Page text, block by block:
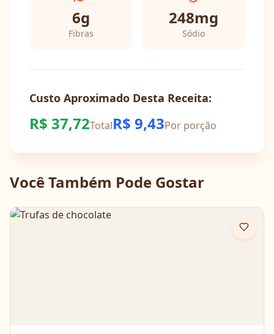
6g
Fibras
248mg
Sódio
Custo Aproximado Desta Receita:
R$ 37,72TotalR$ 9,43Por porção
Você Também Pode Gostar